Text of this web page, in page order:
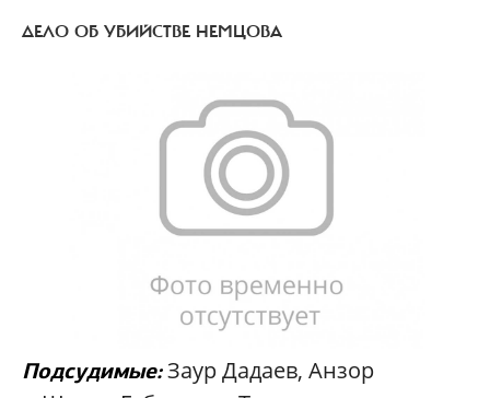
ДЕЛО ОБ УБИЙСТВЕ НЕМЦОВА
Подсудимые:Заур Дадаев, Анзор